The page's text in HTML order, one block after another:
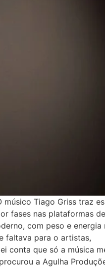
músico Tiago Griss traz
fases nas plataformas de
com peso e energia
faltava para o artistas,
conta que só a música
a Agulha